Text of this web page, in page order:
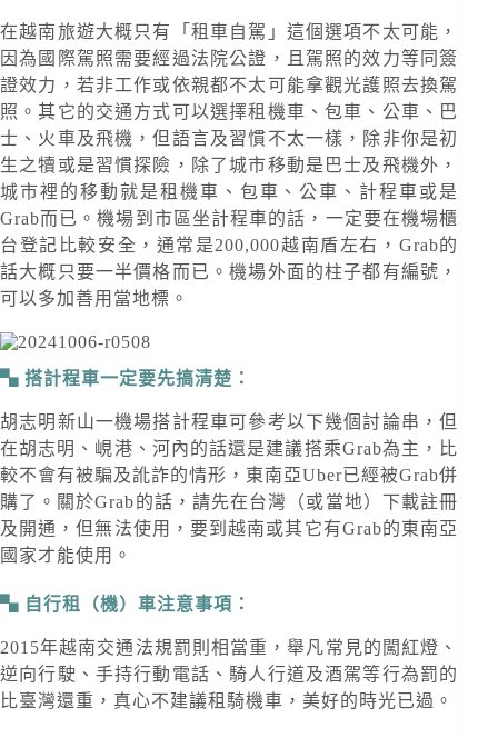
在越南旅遊大概只有「租車自駕」這個選項不太可能，
因為國際駕照需要經過法院公證，且駕照的效力等同簽
證效力，若非工作或依親都不太可能拿觀光護照去換駕
照。其它的交通方式可以選擇租機車、包車、公車、巴
士、火車及飛機，但語言及習慣不太一樣，除非你是初
生之犢或是習慣探險，除了城市移動是巴士及飛機外，
城市裡的移動就是租機車、包車、公車、計程車或是
Grab而已。機場到市區坐計程車的話，一定要在機場櫃
台登記比較安全，通常是200,000越南盾左右，Grab的
話大概只要一半價格而已。機場外面的柱子都有編號，
可以多加善用當地標。
搭計程車一定要先搞清楚：
胡志明新山一機場搭計程車可參考以下幾個討論串，但
在胡志明、峴港、河內的話還是建議搭乘Grab為主，比
較不會有被騙及訛詐的情形，東南亞Uber已經被Grab併
購了。關於Grab的話，請先在台灣（或當地）下載註冊
及開通，但無法使用，要到越南或其它有Grab的東南亞
國家才能使用。
自行租（機）車注意事項：
2015年越南交通法規罰則相當重，舉凡常見的闖紅燈、
逆向行駛、手持行動電話、騎人行道及酒駕等行為罰的
比臺灣還重，真心不建議租騎機車，美好的時光已過。